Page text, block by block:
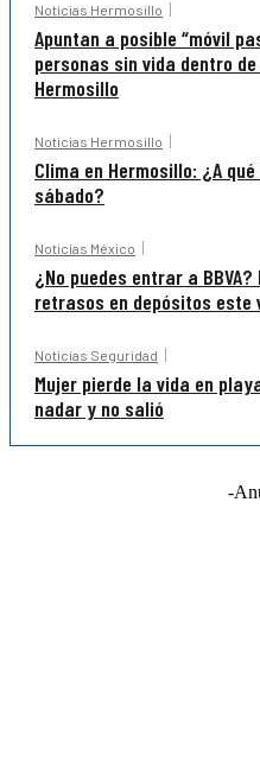
Noticias Hermosillo
Apuntan a posible “móvil
personas sin vida dentro
Hermosillo
Noticias Hermosillo
Clima en Hermosillo: ¿A
sábado?
Noticias México
¿No puedes entrar a
retrasos en depósitos este
Noticias Seguridad
Mujer pierde la vida en
nadar y no salió
-